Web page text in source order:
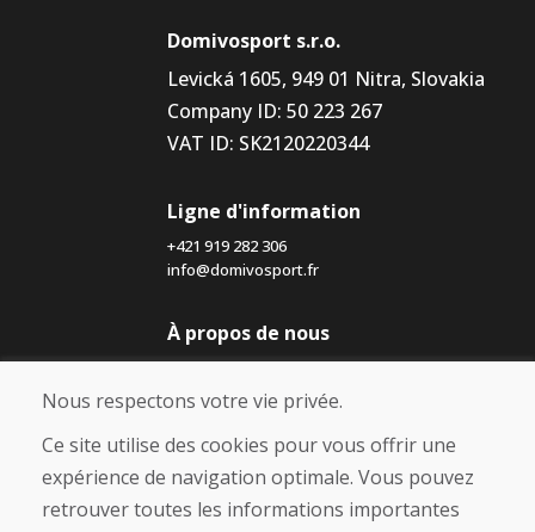
Domivosport s.r.o.
Levická 1605, 949 01 Nitra, Slovakia
Company ID: 50 223 267
VAT ID: SK2120220344
Ligne d'information
+421 919 282 306
info@domivosport.fr
À propos de nous
Blog
À propos de nous
Contact
Achat
Nous respectons votre vie privée.
Ce site utilise des cookies pour vous offrir une
expérience de navigation optimale. Vous pouvez
retrouver toutes les informations importantes